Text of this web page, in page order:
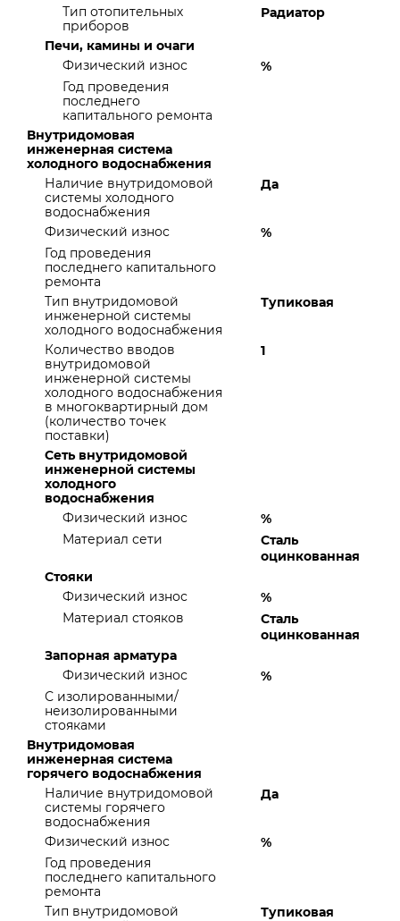
Тип отопительных
приборов
Радиатор
Печи, камины и очаги
Физический износ
%
Год проведения
последнего
капитального ремонта
Внутридомовая
инженерная система
холодного водоснабжения
Наличие внутридомовой
системы холодного
водоснабжения
Да
Физический износ
%
Год проведения
последнего капитального
ремонта
Тип внутридомовой
инженерной системы
холодного водоснабжения
Тупиковая
Количество вводов
внутридомовой
инженерной системы
холодного водоснабжения
в многоквартирный дом
(количество точек
поставки)
1
Сеть внутридомовой
инженерной системы
холодного
водоснабжения
Физический износ
%
Материал сети
Сталь
оцинкованная
Стояки
Физический износ
%
Материал стояков
Сталь
оцинкованная
Запорная арматура
Физический износ
%
С изолированными/
неизолированными
стояками
Внутридомовая
инженерная система
горячего водоснабжения
Наличие внутридомовой
системы горячего
водоснабжения
Да
Физический износ
%
Год проведения
последнего капитального
ремонта
Тип внутридомовой
Тупиковая